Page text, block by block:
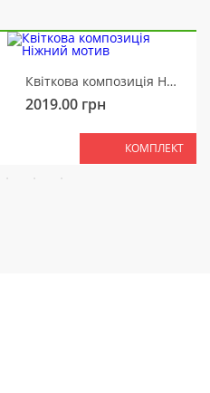
Квіткова композиція Ніжний мотив
2019.00 грн
КОМПЛЕКТ